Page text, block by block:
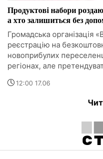
Продуктові набори
а хто залишиться без
Громадська організація
реєстрацію на
новоприбулих
регіонах, але
12:00 17.06